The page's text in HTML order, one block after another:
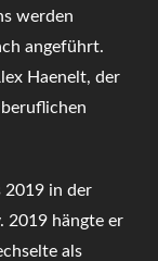
werden
angeführt.
Haenelt, der
2019 in der
2019 hängte er
als